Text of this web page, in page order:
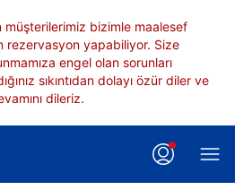
bizimle maalesef
rezervasyon yapabiliyor. Size
engel olan sorunları
sıkıntıdan dolayı özür diler ve
dileriz.